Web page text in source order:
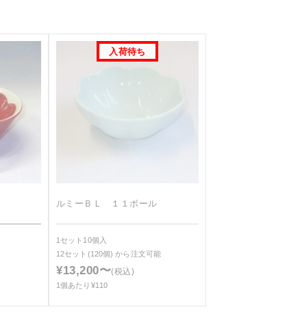
ルミーＢＬ １１ボール
1セット10個入
12セット(120個)から注文可能
¥13,200〜(税込)
1個あたり¥110